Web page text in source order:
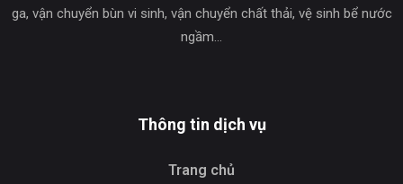
ga, vận chuyển bùn vi sinh, vận chuyển chất thải, vệ sinh bể nước
ngầm…
Thông tin dịch vụ
Trang chủ